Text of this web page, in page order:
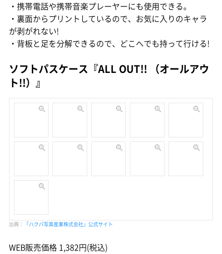
・携帯電話や携帯音楽プレーヤーにも使用できる。
・裏面からプリントしているので、お気に入りのキャラ
が剥がれない!
・背板と足を分解できるので、どこへでも持って行ける!
ソフトパスケース『ALL OUT!! （オールアウ
ト!!）』
出典： 「ハクバ写真産業株式会社」公式サイト
WEB販売価格 1,382円(税込)